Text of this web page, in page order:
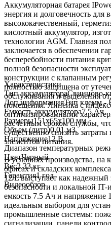
Аккумуляторная батарея
энергия и долговечность для
высококачественный,
кислотный аккумулятор,
технологии AGM. Главная
заключается в обеспечении
бесперебойности питания
полной безопасности
конструкции с клапанным
полностью защищена от
обслуживания и выделения
помещения. Линейка с
оптимизированными
расчетным сроком службы,
существенно снизить
элементов питания.
В условиях производства, на
офисах и складских
12/L выступает как надежный
безопасности и локальной
емкость 7.5 Ач и напряжение
идеальным выбором для
промышленные системы:
Характеристики
Тип аккумулятораСвинцово-
Доп.информацияТип клемм -
Емкость аккумулятора7.5 Ач
Размеры151х65х100 мм
Объем (литр)0.01 м3
Напряжение12 В
Диапазон температурных
ЦветЧерный
Вес2.33 кг
Гарантия1 год
Видеообзор